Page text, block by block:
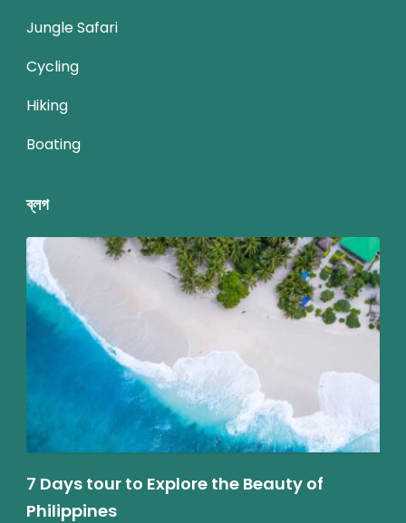
Jungle Safari
Cycling
Hiking
Boating
ব্লগ
7 Days tour to Explore the Beauty of
Philippines